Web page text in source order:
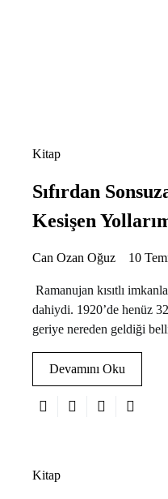
Kitap
Sıfırdan
Kesişen
Can Ozan Oğuz 10
Ramanujan kısıtlı
dahiydi. 1920’de henüz
geriye nereden geldiği
Devamını Oku
Kitap